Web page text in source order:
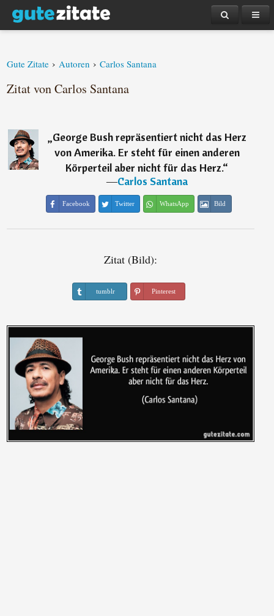
Gute Zitate › Autoren › Carlos Santana
Zitat von Carlos Santana
„George Bush repräsentiert nicht das Herz
von Amerika. Er steht für einen anderen
Körperteil aber nicht für das Herz.“
―Carlos Santana
Facebook Twitter WhatsApp Bild
Zitat (Bild):
tumblr Pinterest